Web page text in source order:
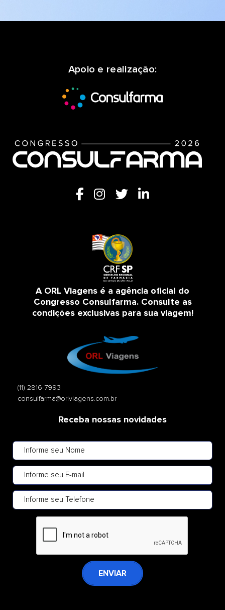
Apoio e realização:
A ORL Viagens é a agência oficial do
Congresso Consulfarma. Consulte as
condições exclusivas para sua viagem!
(11) 2816-7993
consulfarma@orlviagens.com.br
Receba nossas novidades
ENVIAR